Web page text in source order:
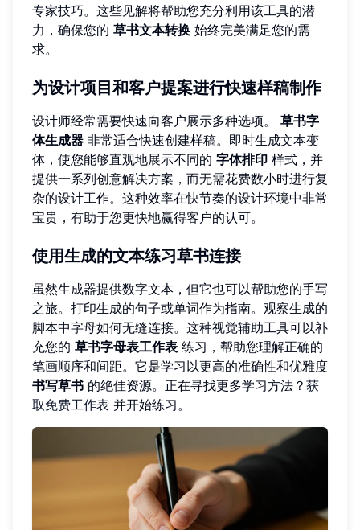
专家技巧。这些见解将帮助您充分利用该工具的潜
力，确保您的 草书文本转换 始终完美满足您的需
求。
为设计项目和客户提案进行快速样稿制作
设计师经常需要快速向客户展示多种选项。 草书字
体生成器 非常适合快速创建样稿。即时生成文本变
体，使您能够直观地展示不同的 字体排印 样式，并
提供一系列创意解决方案，而无需花费数小时进行复
杂的设计工作。这种效率在快节奏的设计环境中非常
宝贵，有助于您更快地赢得客户的认可。
使用生成的文本练习草书连接
虽然生成器提供数字文本，但它也可以帮助您的手写
之旅。打印生成的句子或单词作为指南。观察生成的
脚本中字母如何无缝连接。这种视觉辅助工具可以补
充您的 草书字母表工作表 练习，帮助您理解正确的
笔画顺序和间距。它是学习以更高的准确性和优雅度
书写草书 的绝佳资源。正在寻找更多学习方法？ 获
取免费工作表 并开始练习。